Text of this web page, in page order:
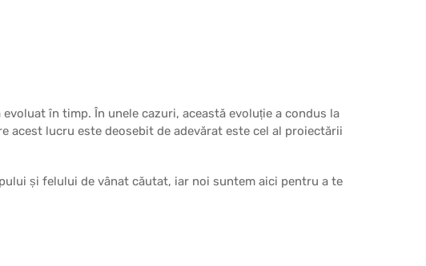
în timp. În unele cazuri, această evoluție a condus la
acest lucru este deosebit de adevărat este cel al proiectării
și felului de vânat căutat, iar noi suntem aici pentru a te